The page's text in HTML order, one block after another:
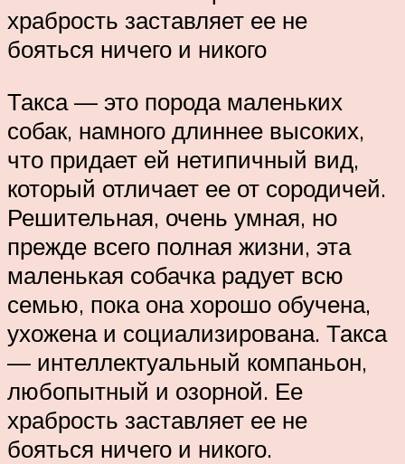
храбрость заставляет ее не
бояться ничего и никого
Такса — это порода маленьких
собак, намного длиннее высоких,
что придает ей нетипичный вид,
который отличает ее от сородичей.
Решительная, очень умная, но
прежде всего полная жизни, эта
маленькая собачка радует всю
семью, пока она хорошо обучена,
ухожена и социализирована. Такса
— интеллектуальный компаньон,
любопытный и озорной. Ее
храбрость заставляет ее не
бояться ничего и никого.